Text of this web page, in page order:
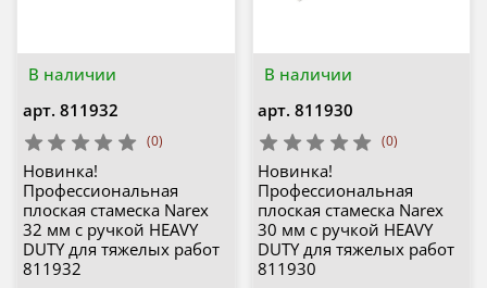
В наличии
арт. 811932
(0)
Новинка!
Профессиональная
плоская стамеска Narex
32 мм с ручкой HEAVY
DUTY для тяжелых работ
811932
В наличии
арт. 811930
(0)
Новинка!
Профессиональная
плоская стамеска Narex
30 мм с ручкой HEAVY
DUTY для тяжелых работ
811930